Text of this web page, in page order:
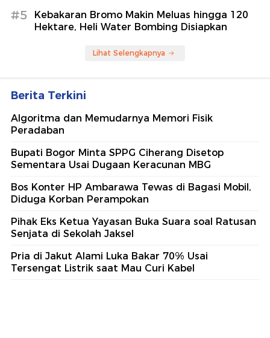
#5
Kebakaran Bromo Makin Meluas hingga 120
Hektare, Heli Water Bombing Disiapkan
Lihat Selengkapnya
Berita Terkini
Algoritma dan Memudarnya Memori Fisik
Peradaban
Bupati Bogor Minta SPPG Ciherang Disetop
Sementara Usai Dugaan Keracunan MBG
Bos Konter HP Ambarawa Tewas di Bagasi Mobil,
Diduga Korban Perampokan
Pihak Eks Ketua Yayasan Buka Suara soal Ratusan
Senjata di Sekolah Jaksel
Pria di Jakut Alami Luka Bakar 70% Usai
Tersengat Listrik saat Mau Curi Kabel